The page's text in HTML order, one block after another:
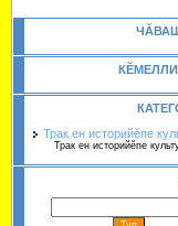
ЧĂ
Трак ен историйĕпе
Трак ен историйĕпе